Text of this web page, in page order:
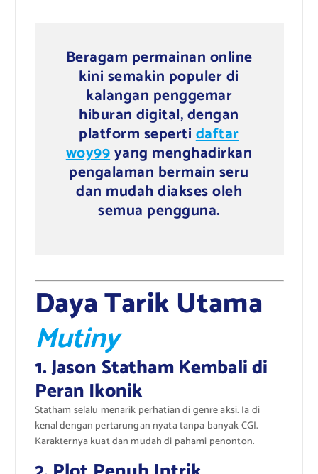
Beragam permainan online
kini semakin populer di
kalangan penggemar
hiburan digital, dengan
platform sepertidaftar
woy99yang menghadirkan
pengalaman bermain seru
dan mudah diakses oleh
semua pengguna.
Daya Tarik Utama
Mutiny
1. Jason Statham Kembali di
Peran Ikonik
Statham selalu menarik perhatian di genre aksi. Ia di
kenal dengan pertarungan nyata tanpa banyak CGI.
Karakternya kuat dan mudah di pahami penonton.